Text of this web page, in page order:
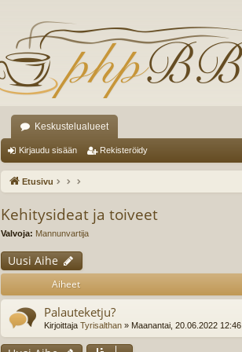
Keskustelualueet
Kirjaudu sisään Rekisteröidy
Etusivu
Kehitysideat ja toiveet
Valvoja: Mannunvartija
Uusi Aihe
Aiheet
Palauteketju?
Kirjoittaja Tyrisalthan » Maanantai, 20.06.2022 12:46